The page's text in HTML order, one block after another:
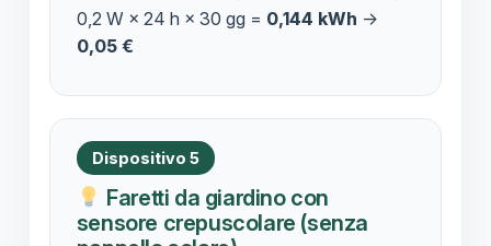
0,2 W × 24 h × 30 gg = 0,144 kWh →
0,05 €
Dispositivo 5
Faretti da giardino con
sensore crepuscolare (senza